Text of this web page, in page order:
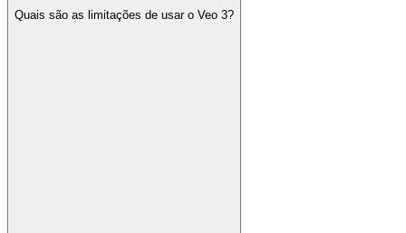
Quais são as limitações de usar o Veo 3?